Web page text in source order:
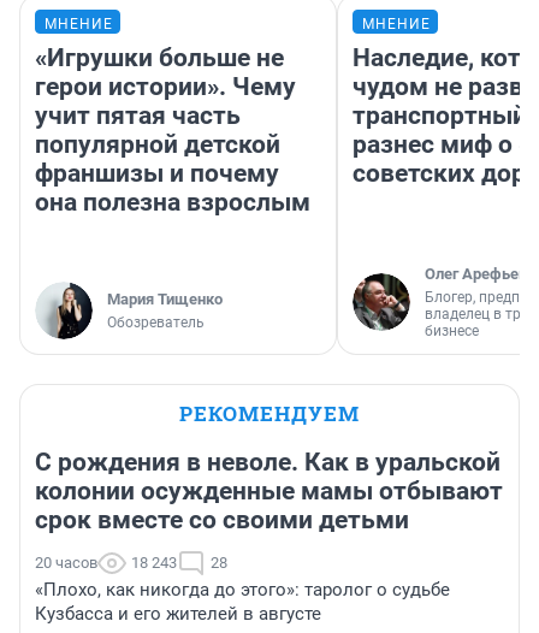
МНЕНИЕ
«Игрушки больше не
герои истории». Чему
учит пятая часть
популярной детской
франшизы и почему
она полезна взрослым
Мария Тищенко
Обозреватель
МНЕНИЕ
Наследие,
чудом не
транспортный
разнес миф о
советских
Олег Арефьев
Блогер,
владелец в
бизнесе
РЕКОМЕНДУЕМ
С рождения в неволе. Как в уральской
колонии осужденные мамы отбывают
срок вместе со своими детьми
20 часов 18 243 28
«Плохо, как никогда до этого»: таролог о судьбе
Кузбасса и его жителей в августе